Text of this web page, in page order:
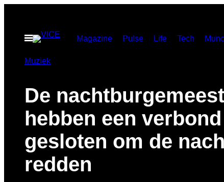
inhoud
Open
menu
Magazine Pulse Life Tech
Muziek
De
hebben een verbond
gesloten om de
redden